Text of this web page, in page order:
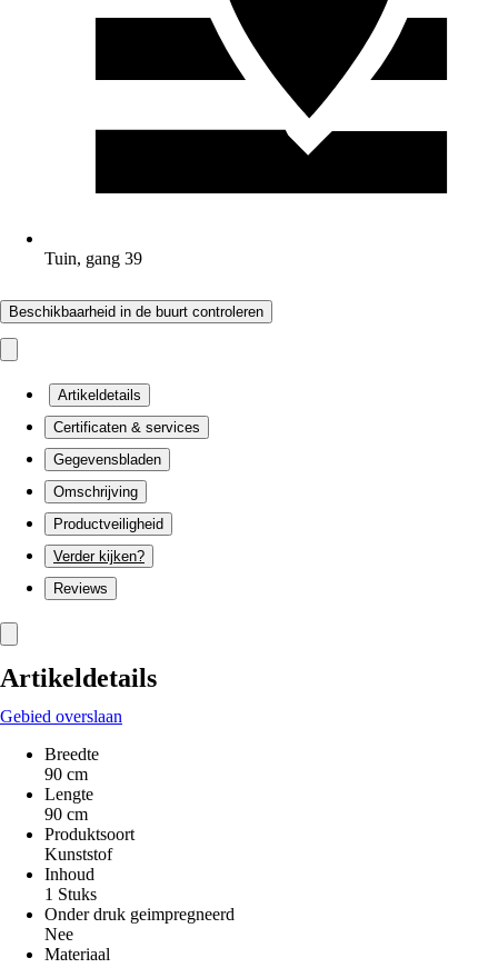
Tuin, gang 39
Beschikbaarheid in de buurt controleren
Artikeldetails
Certificaten & services
Gegevensbladen
Omschrijving
Productveiligheid
Verder kijken?
Reviews
Artikeldetails
Gebied overslaan
Breedte
90 cm
Lengte
90 cm
Produktsoort
Kunststof
Inhoud
1 Stuks
Onder druk geimpregneerd
Nee
Materiaal